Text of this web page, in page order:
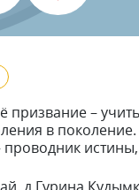
призвание –
в
д.Гурина